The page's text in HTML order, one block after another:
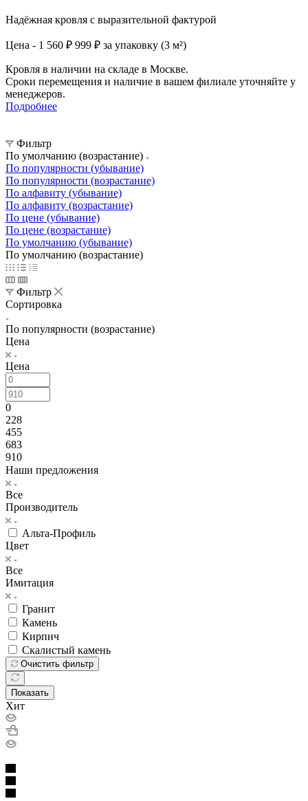
Надёжная кровля с выразительной фактурой
Цена - 1 560 ₽ 999 ₽ за упаковку (3 м²)
Кровля в наличии на складе в Москве.
Сроки перемещения и наличие в вашем филиале уточняйте у
менеджеров.
Подробнее
Фильтр
По умолчанию (возрастание)
По популярности (убывание)
По популярности (возрастание)
По алфавиту (убывание)
По алфавиту (возрастание)
По цене (убывание)
По цене (возрастание)
По умолчанию (убывание)
По умолчанию (возрастание)
Фильтр
Сортировка
По популярности (возрастание)
Цена
Цена
0
228
455
683
910
Наши предложения
Все
Производитель
Альта-Профиль
Цвет
Все
Имитация
Гранит
Камень
Кирпич
Скалистый камень
Очистить фильтр
Показать
Хит